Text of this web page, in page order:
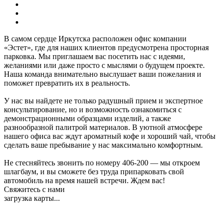
В самом сердце Иркутска расположен офис компании
«Эстет», где для наших клиентов предусмотрена просторная
парковка. Мы приглашаем вас посетить нас с идеями,
желаниями или даже просто с мыслями о будущем проекте.
Наша команда внимательно выслушает ваши пожелания и
поможет превратить их в реальность.
У нас вы найдете не только радушный прием и экспертное
консультирование, но и возможность ознакомиться с
демонстрационными образцами изделий, а также
разнообразной палитрой материалов. В уютной атмосфере
нашего офиса вас ждут ароматный кофе и хороший чай, чтобы
сделать ваше пребывание у нас максимально комфортным.
Не стесняйтесь звонить по номеру 406-200 — мы откроем
шлагбаум, и вы сможете без труда припарковать свой
автомобиль на время нашей встречи. Ждем вас!
Свяжитесь с нами
загрузка карты...